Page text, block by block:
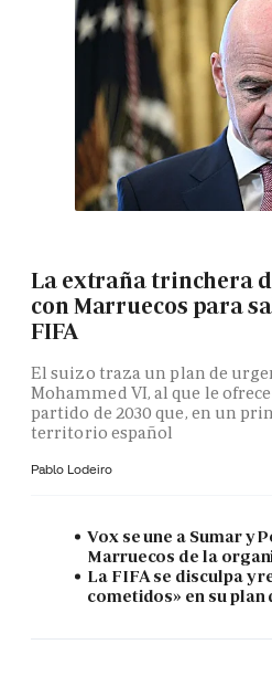
La extraña trinchera
con Marruecos para
FIFA
El suizo traza un plan de
Mohammed VI, al que le
partido de 2030 que, en un
territorio español
Pablo Lodeiro
Vox se une a Sumar y
Marruecos de la
La FIFA se disculpa y
cometidos» en su